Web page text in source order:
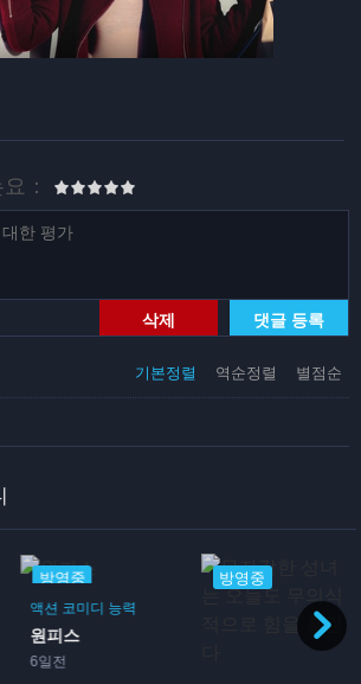
：
삭제 댓글 등록
기본정렬 역순정렬 별점순
방영중
액션 코미디 능력
원피스
6일전
방영중